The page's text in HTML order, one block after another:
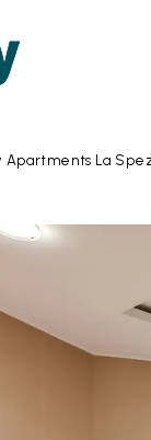
Apartments La